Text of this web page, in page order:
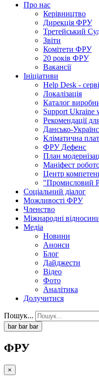
Про нас
Керівництво
Дирекція ФРУ
Третейський
Звіти
Комітети ФРУ
20 років ФРУ
Вакансії
Ініціативи
Help Desk -
Локалізація
Каталог
Support Ukraine
Рекомендації
Дансько-
Кліматична
ФРУ Дефенс
План
Маніфест
Центр
"Промисловий
Соціальний діалог
Можливості ФРУ
Членство
Міжнародні
Медіа
Новини
Анонси
Блог
Дайджести
Відео
Фото
Аналітика
Долучитися
Пошук...
bar bar bar
ФРУ
×